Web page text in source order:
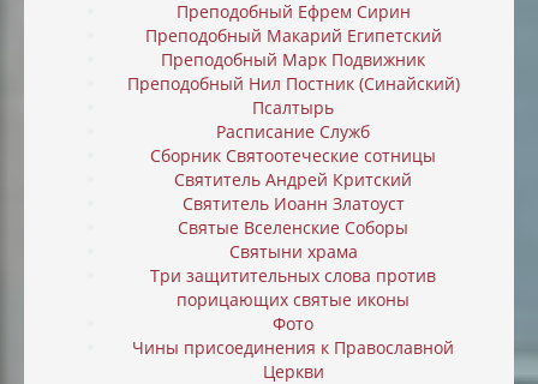
Преподобный Ефрем Сирин
Преподобный Макарий Египетский
Преподобный Марк Подвижник
Преподобный Нил Постник (Синайский)
Псалтырь
Расписание Служб
Сборник Святоотеческие сотницы
Святитель Андрей Критский
Святитель Иоанн Златоуст
Святые Вселенские Соборы
Святыни храма
Три защитительных слова против
порицающих святые иконы
Фото
Чины присоединения к Православной
Церкви